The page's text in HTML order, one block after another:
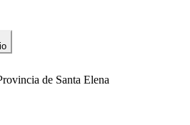
de Santa Elena